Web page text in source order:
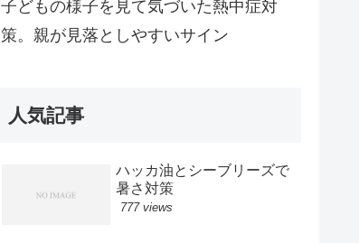
子どもの様子を見て気づいた熱中症対
策。親が見落としやすいサイン
人気記事
ハッカ油とシーブリーズで
暑さ対策
777 views